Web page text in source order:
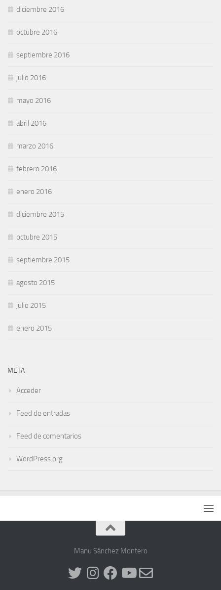
diciembre 2016
octubre 2016
septiembre 2016
julio 2016
mayo 2016
abril 2016
marzo 2016
febrero 2016
enero 2016
diciembre 2015
octubre 2015
septiembre 2015
agosto 2015
julio 2015
enero 2015
META
Acceder
Feed de entradas
Feed de comentarios
WordPress.org
Manu Sánchez Montero